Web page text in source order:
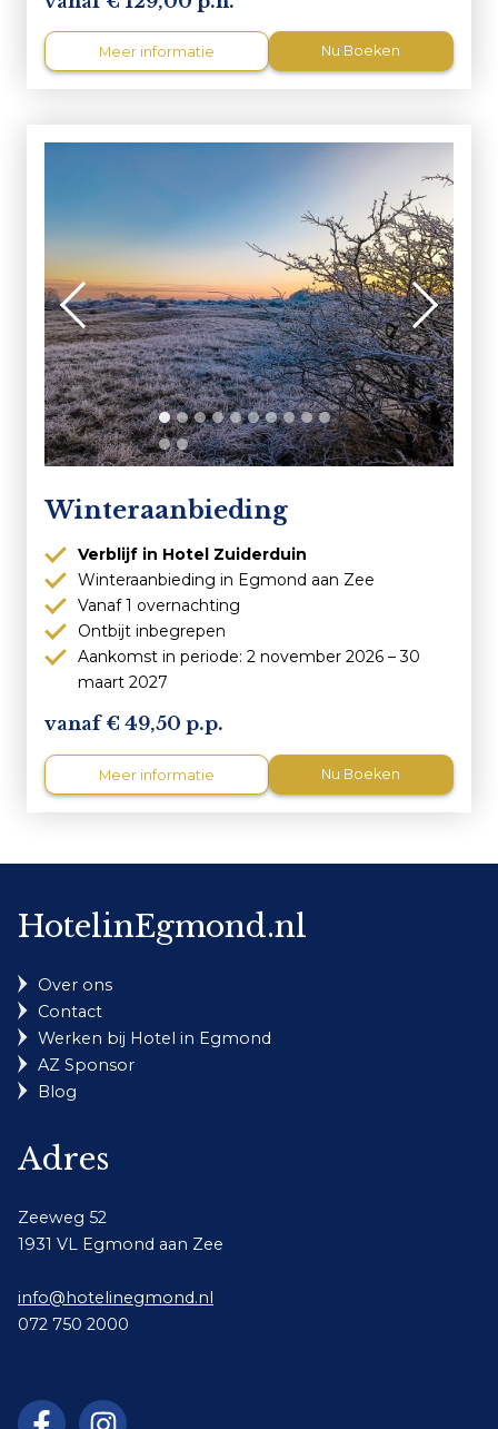
Meer informatie Nu Boeken
Winteraanbieding
Verblijf in Hotel Zuiderduin
Winteraanbieding in Egmond aan Zee
Vanaf 1 overnachting
Ontbijt inbegrepen
Aankomst in periode: 2 november 2026 – 30
maart 2027
49,50 p.p.
Meer informatie Nu Boeken
HotelinEgmond.nl
Over ons
Contact
Werken bij Hotel in Egmond
AZ Sponsor
Blog
Adres
Zeeweg 52
1931 VL Egmond aan Zee
info@hotelinegmond.nl
072 750 2000